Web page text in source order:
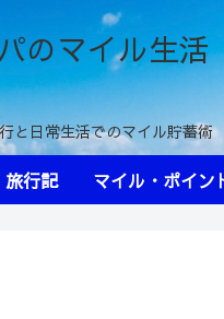
のマイル生活
と日常生活でのマイル貯蓄術
旅行記 マイル・ポイン